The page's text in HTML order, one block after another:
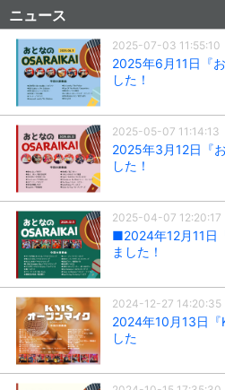
ニュース
2025-07-03 11:55:10
2025年6月11日『
した！
2025-05-07 11:14:13
2025年3月12日『
した！
2025-04-07 12:20:17
■2024年12月11日
ました！
2024-12-27 14:20:35
2024年10月13日『
した